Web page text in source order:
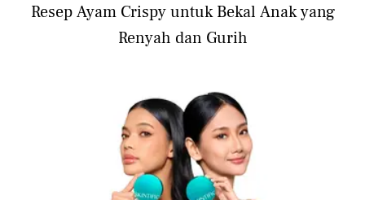
Resep Ayam Crispy untuk Bekal Anak yang
Renyah dan Gurih